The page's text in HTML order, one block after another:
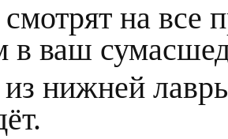
смотрят на
в ваш
нижней